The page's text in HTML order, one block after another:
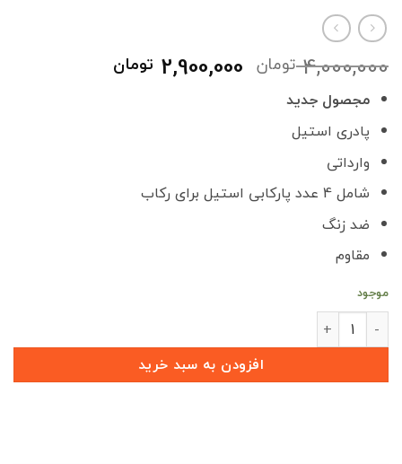
4,000,000 تومان قیمت
اصلی
2,900,000 تومان
مجصول جدید
پادری استیل
وارداتی
شامل 4 عدد پارکابی استیل برای رکاب
ضد زنگ
مقاوم
موجود
پارکابی فلزی جدید تیتانیوم وارداتی ARRIZO6 GT عدد
افزودن به سبد خرید